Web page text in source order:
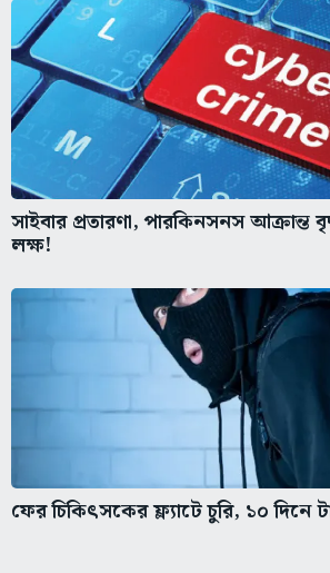
সাইবার প্রতারণা, পারকিনসনস আক্রান্ত
লক্ষ!
ফের চিকিৎসকের ফ্ল্যাটে চুরি, ১০ দিনে